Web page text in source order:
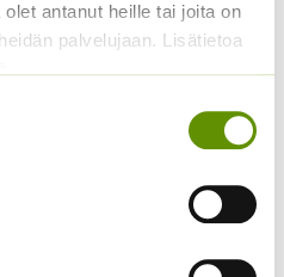
antanut heille tai joita on
palvelujaan. Lisätietoa
Möyhennin 11 cm Wolf-